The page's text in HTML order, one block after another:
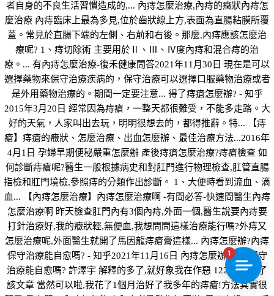
者自身的不良生活習慣造成的,... 內痔怎麼治療,內痔的癥狀內痔怎
麼治療 內痔臨床上最為多見,位於齒狀線上方,表面為直腸粘膜所覆
蓋。常見於直腸下端的左側、右前和右後。那麼,內痔應該怎麼治
療呢? 1、痔切除術 主要用於Ⅱ、Ⅲ、Ⅳ度內痔和混合痔的治
療。... 有內痔怎麼治療-復禾健康問答2021年11月30日 現在是可以
選擇藥物來保守治療疾病的，保守治療可以選擇口服藥物治療或者
是外用藥物治療的。期間一定要注意... 得了痔瘡怎麼辦? - 知乎
2015年3月20日 經常因為痔瘡，一整天都很難受，不能多走路。大
好的天氣，人家叫出去玩，明明很想去的，都得推辭。特... 【痔
瘡】痔瘡的癥狀、怎麼治療、出血怎麼辦、最佳治療方法...2016年
4月1日 孕婦早期便秘嚴重怎麼辦 產後痔瘡怎麼治療?痔瘡檢查 如
何診斷痔瘡呢?醫生一般根據病史和對肛門進行物理檢查,肛管直腸
指檢和肛門境檢,參照痔的分類作出診斷。 1、大便時看到流血、滴
血... 【內痔怎麼治療】內痔怎麼治療啊 -有問必答-快速問醫生內痔
怎麼治療啊 昨天檢查肛門內有3個內痔,外面一個,醫生說要內痔要
打針治療好,我的癥狀輕,無便血,我想問問這樣治療能行嗎?外痔又
怎麼治療呢,外面醫生就開了馬因龍痔瘡膏這樣... 內痔怎麼辦?內痔
保守治療能自愈嗎? - 知乎2021年11月16日 內痔怎麼辦?內痔保守
治療能自愈嗎? 許澤宇 解釋的多了,就好象我在作惡 122 人贊同了
該文章 當然可以啦,我花了1個月治好了我多年的痔瘡!方法其實很
1